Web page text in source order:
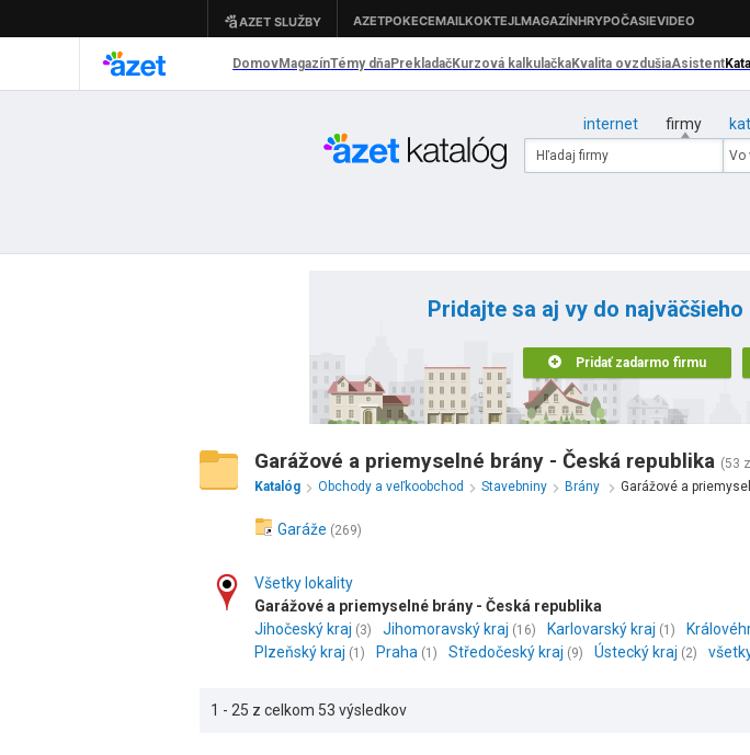
internet firmy
Pridajte sa aj vy do
Pridať zadarmo firmu
Garážové a priemyselné brány - Česká republika (53
Katalóg
Obchody a veľkoobchod Stavebniny Brány Garážové a
Garáže (269)
Všetky lokality
Garážové a priemyselné brány - Česká republika
Jihočeský kraj (3) Jihomoravský kraj (16) Karlovarský kraj (1)
Plzeňský kraj (1) Praha (1) Středočeský kraj (9) Ústecký kraj (2)
1 - 25 z celkom 53 výsledkov